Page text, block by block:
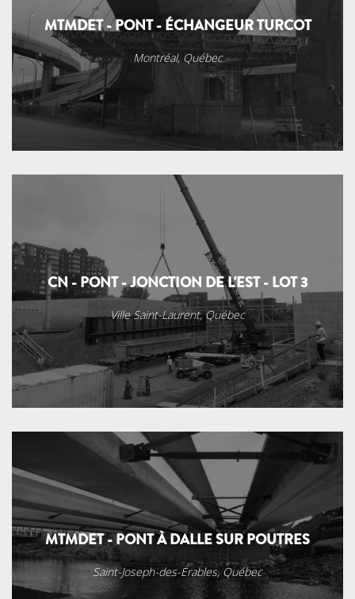
MTMDET - PONT - ÉCHANGEUR TURCOT
Montréal, Québec
CN - PONT - JONCTION DE L'EST - LOT 3
Ville Saint-Laurent, Québec
MTMDET - PONT À DALLE SUR POUTRES
Saint-Joseph-des-Érables, Québec